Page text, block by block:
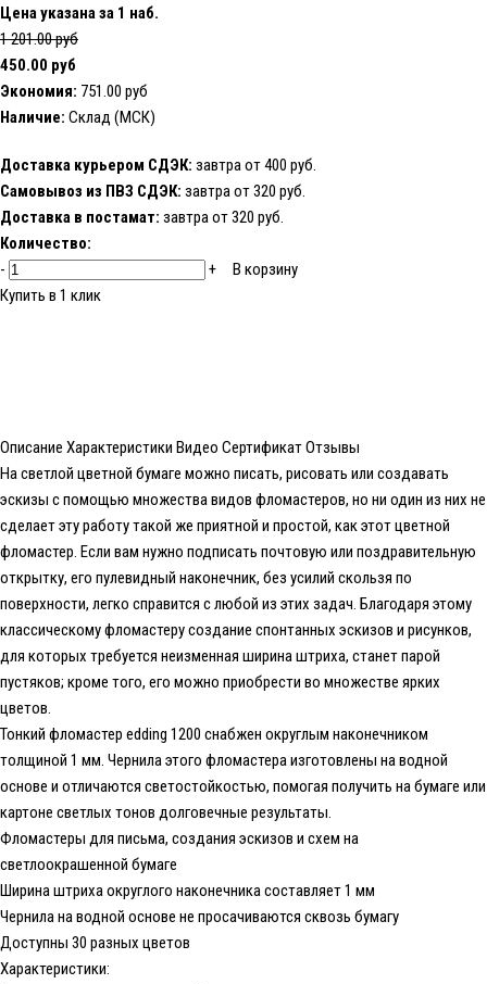
Цена указана за 1 наб.
1 201.00 руб
450.00 руб
Экономия: 751.00 руб
Наличие: Склад (МСК)
Доставка курьером СДЭК: завтра от 400 руб.
Самовывоз из ПВЗ СДЭК: завтра от 320 руб.
Доставка в постамат: завтра от 320 руб.
Количество:
-
+
В корзину
Купить в 1 клик
Описание Характеристики Видео СертификатОтзывы
На светлой цветной бумаге можно писать, рисовать или создавать
эскизы с помощью множества видов фломастеров, но ни один из них не
сделает эту работу такой же приятной и простой, как этот цветной
фломастер. Если вам нужно подписать почтовую или поздравительную
открытку, его пулевидный наконечник, без усилий скользя по
поверхности, легко справится с любой из этих задач. Благодаря этому
классическому фломастеру создание спонтанных эскизов и рисунков,
для которых требуется неизменная ширина штриха, станет парой
пустяков; кроме того, его можно приобрести во множестве ярких
цветов.
Тонкий фломастер edding 1200 снабжен округлым наконечником
толщиной 1 мм. Чернила этого фломастера изготовлены на водной
основе и отличаются светостойкостью, помогая получить на бумаге или
картоне светлых тонов долговечные результаты.
Фломастеры для письма, создания эскизов и схем на
светлоокрашенной бумаге
Ширина штриха округлого наконечника составляет 1 мм
Чернила на водной основе не просачиваются сквозь бумагу
Доступны 30 разных цветов
Характеристики: